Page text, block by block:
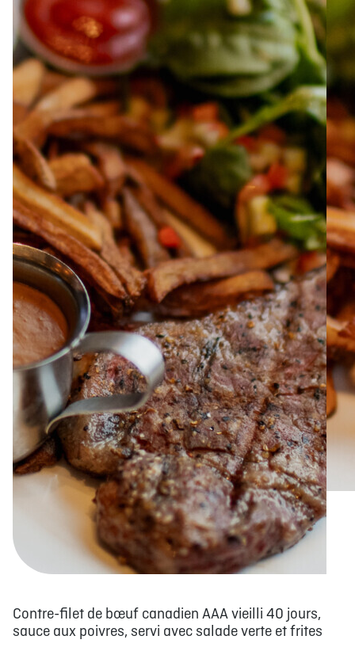
À PROPOS EMPLOIS EN ÉPICERIE BOUTIQUE
TRAITEUR ÉVÉNEMENTIEL NOUS JOINDRE
DONNER VOTRE OPINION
Contre-filet de bœuf canadien AAA vieilli 40 jours,
sauce aux poivres, servi avec salade verte et frites